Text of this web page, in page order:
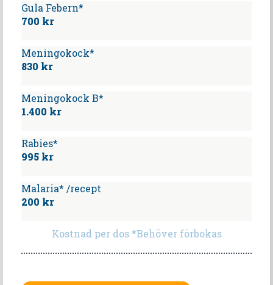
Gula Febern*
700 kr
Meningokock*
830 kr
Meningokock B*
1.400 kr
Rabies*
995 kr
Malaria* /recept
200 kr
Kostnad per dos *Behöver förbokas